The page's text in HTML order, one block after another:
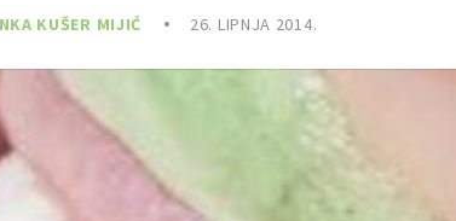
KUŠER MIJIĆ 26. LIPNJA 2014.